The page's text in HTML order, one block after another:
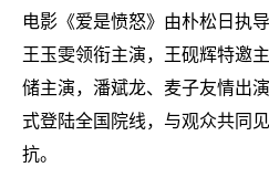
电影《爱是愤怒》由朴松日执
王玉雯领衔主演，王砚辉特邀
储主演，潘斌龙、麦子友情出
式登陆全国院线，与观众共同
抗。